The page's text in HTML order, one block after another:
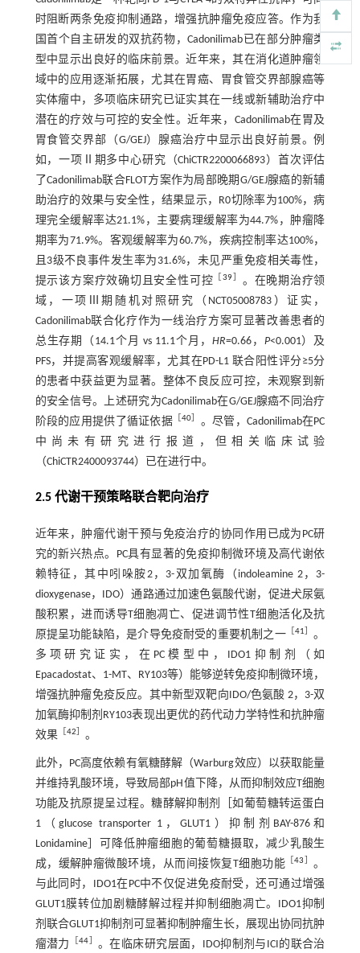
时阻断两条免疫抑制通路，增强抗肿瘤免疫应答。作为我
国首个自主研发的双抗药物，Cadonilimab已在部分肿瘤类
型中显示出良好的临床前景。近年来，其在消化道肿瘤领
域中的应用逐渐拓展，尤其在胃癌、胃食管交界部腺癌等
实体瘤中，多项临床研究已证实其在一线或新辅助治疗中
潜在的疗效与可控的安全性。近年来，Cadonilimab在胃及
胃食管交界部（G/GEJ）腺癌治疗中显示出良好前景。例
如，一项Ⅱ期多中心研究（ChiCTR2200066893）首次评估
了Cadonilimab联合FLOT方案作为局部晚期G/GEJ腺癌的新辅
助治疗的效果与安全性，结果显示，R0切除率为100%，病
理完全缓解率达21.1%，主要病理缓解率为44.7%，肿瘤降
期率为71.9%。客观缓解率为60.7%，疾病控制率达100%，
且3级不良事件发生率为31.6%，未见严重免疫相关毒性，
提示该方案疗效确切且安全性可控 ［39
。在晚期治疗领
域，一项Ⅲ期随机对照研究（NCT05008783）证实，
Cadonilimab联合化疗作为一线治疗方案可显著改善患者的
总生存期（14.1个月 vs 11.1个月， HR=0.66， P<0.001）及
PFS，并提高客观缓解率，尤其在PD-L1 联合阳性评分≥5分
的患者中获益更为显著。整体不良反应可控，未观察到新
的安全信号。上述研究为Cadonilimab在G/GEJ腺癌不同治疗
阶段的应用提供了循证依据［40
。尽管，Cadonilimab在PC
中尚未有研究进行报道，但相关临床试验
（ChiCTR2400093744）已在进行中。
2.5 代谢干预策略联合靶向治疗
近年来，肿瘤代谢干预与免疫治疗的协同作用已成为PC研
究的新兴热点。PC具有显著的免疫抑制微环境及高代谢依
赖特征，其中吲哚胺2，3-双加氧酶（indoleamine 2，3-
dioxygenase，IDO）通路通过加速色氨酸代谢，促进犬尿氨
酸积累，进而诱导T细胞凋亡、促进调节性T细胞活化及抗
原提呈功能缺陷，是介导免疫耐受的重要机制之一［41
。
多项研究证实，在PC模型中，IDO1抑制剂（如
Epacadostat、1-MT、RY103等）能够逆转免疫抑制微环境，
增强抗肿瘤免疫反应。其中新型双靶向IDO/色氨酸 2，3-双
加氧酶抑制剂RY103表现出更优的药代动力学特性和抗肿瘤
效果
42 。
此外，PC高度依赖有氧糖酵解（Warburg效应）以获取能量
并维持乳酸环境，导致局部pH值下降，从而抑制效应T细胞
功能及抗原提呈过程。糖酵解抑制剂［如葡萄糖转运蛋白
1（glucose transporter 1，GLUT1）抑制剂BAY-876和
Lonidamine］可降低肿瘤细胞的葡萄糖摄取，减少乳酸生
成，缓解肿瘤微酸环境，从而间接恢复T细胞功能［43
。
与此同时，IDO1在PC中不仅促进免疫耐受，还可通过增强
GLUT1膜转位加剧糖酵解过程并抑制细胞凋亡。IDO1抑制
剂联合GLUT1抑制剂可显著抑制肿瘤生长，展现出协同抗肿
瘤潜力
［44
。在临床研究层面，IDO抑制剂与ICI的联合治